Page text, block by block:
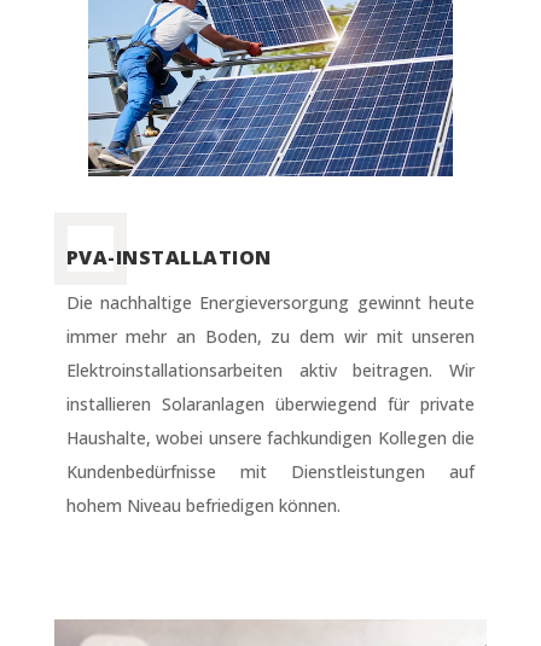
PVA-INSTALLATION
Die nachhaltige Energieversorgung gewinnt heute
immer mehr an Boden, zu dem wir mit unseren
Elektroinstallationsarbeiten aktiv beitragen. Wir
installieren Solaranlagen überwiegend für private
Haushalte, wobei unsere fachkundigen Kollegen die
Kundenbedürfnisse mit Dienstleistungen auf
hohem Niveau befriedigen können.